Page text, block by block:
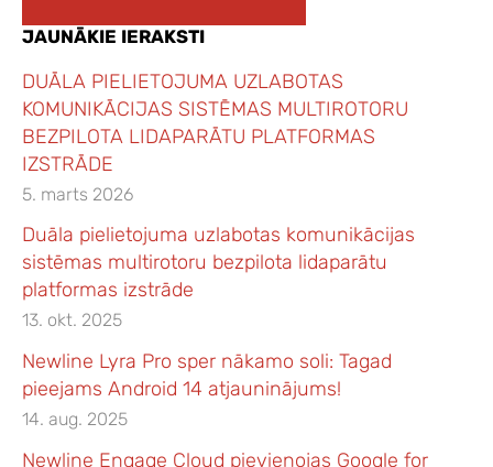
JAUNĀKIE IERAKSTI
DUĀLA PIELIETOJUMA UZLABOTAS
KOMUNIKĀCIJAS SISTĒMAS MULTIROTORU
BEZPILOTA LIDAPARĀTU PLATFORMAS
IZSTRĀDE
5. marts 2026
Duāla pielietojuma uzlabotas komunikācijas
sistēmas multirotoru bezpilota lidaparātu
platformas izstrāde
13. okt. 2025
Newline Lyra Pro sper nākamo soli: Tagad
pieejams Android 14 atjauninājums!
14. aug. 2025
Newline Engage Cloud pievienojas Google for